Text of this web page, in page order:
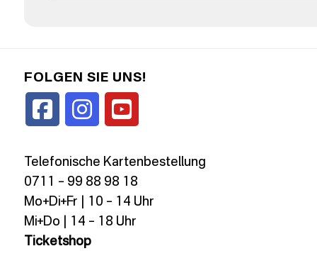
FOLGEN SIE UNS!
Telefonische Kartenbestellung
0711 – 99 88 98 18
Mo+Di+Fr | 10 – 14 Uhr
Mi+Do | 14 – 18 Uhr
Ticketshop